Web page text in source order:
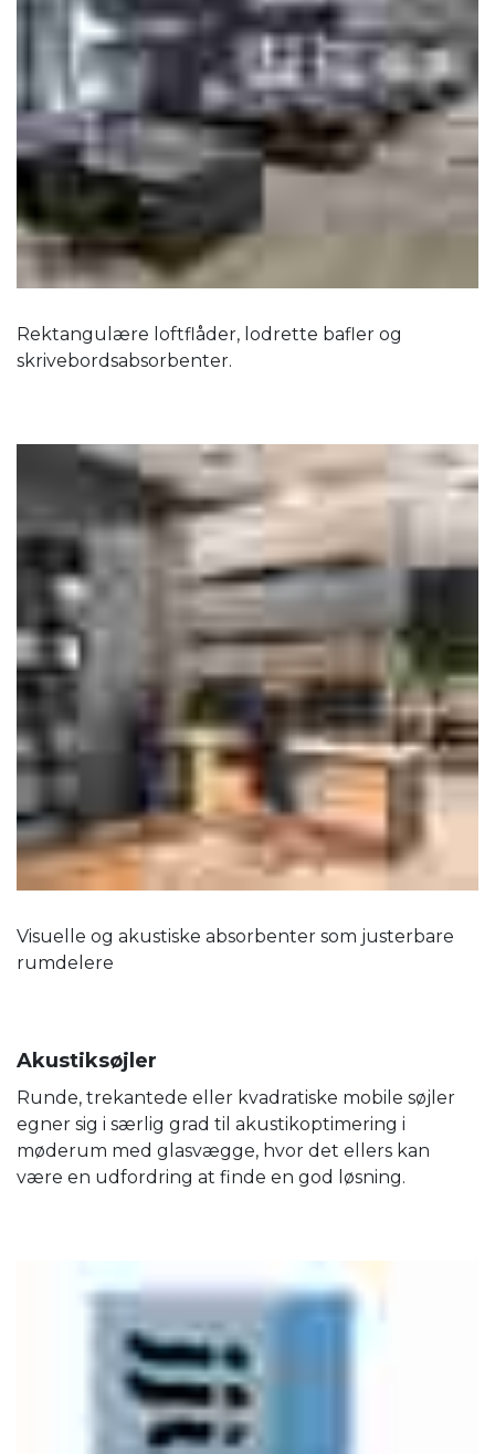
Rektangulære loftflåder, lodrette bafler og
skrivebordsabsorbenter.
Visuelle og akustiske absorbenter som justerbare
rumdelere
Akustiksøjler
Runde, trekantede eller kvadratiske mobile søjler
egner sig i særlig grad til akustikoptimering i
møderum med glasvægge, hvor det ellers kan
være en udfordring at finde en god løsning.